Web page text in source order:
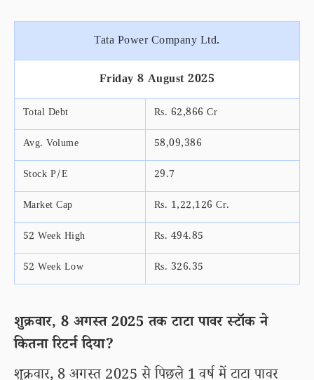
Tata Power Company Ltd.
Friday 8 August 2025
Total Debt
Rs. 62,866 Cr
Avg. Volume
58,09,386
Stock P/E
29.7
Market Cap
Rs. 1,22,126 Cr.
52 Week High
Rs. 494.85
52 Week Low
Rs. 326.35
शुक्रवार, 8 अगस्त 2025 तक टाटा पावर स्टॉक ने
कितना रिटर्न दिया?